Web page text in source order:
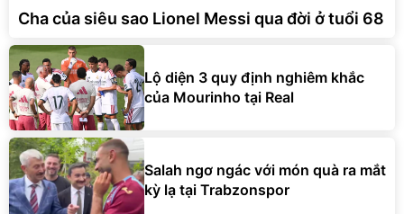
Cha của siêu sao Lionel Messi qua đời ở tuổi 68
Lộ diện 3 quy định nghiêm khắc
của Mourinho tại Real
Salah ngơ ngác với món quà ra mắt
kỳ lạ tại Trabzonspor